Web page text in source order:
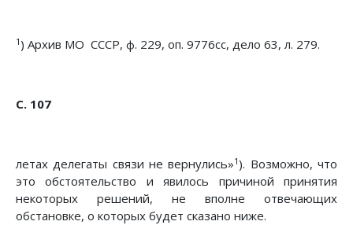
1) Архив МО СССР, ф. 229, оп. 9776сс, дело 63, л. 279.
С. 107
летах делегаты связи не вернулись»1). Возможно, что
это обстоятельство и явилось причиной принятия
некоторых ре­шений, не вполне отвечающих
обстановке, о которых будет сказано ниже.